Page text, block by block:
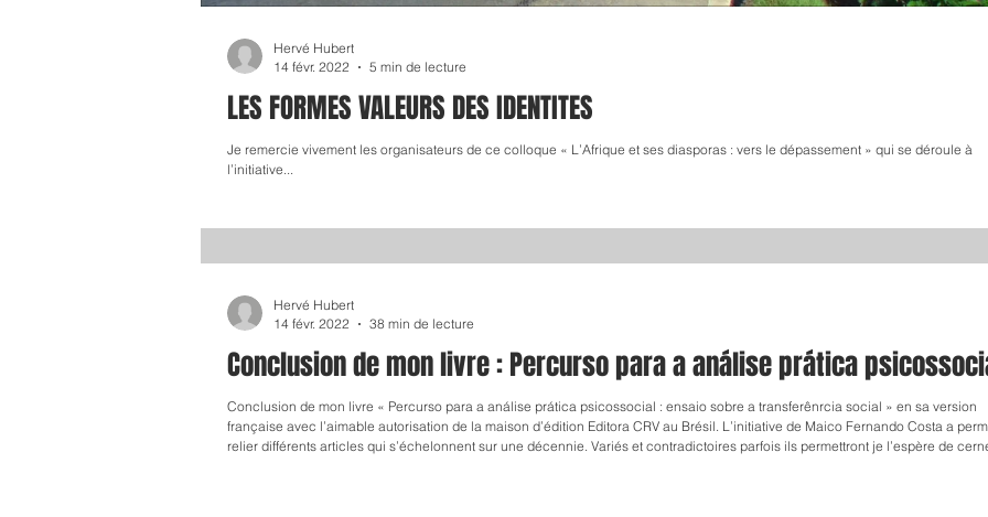
LES FORMES VALEURS DES IDENTITES
Je remercie vivement les organisateurs de ce colloque « L’Afrique et ses diasporas : vers le dépassement » qui se déroule à
l’initiative...
Hervé Hubert
14 févr. 2022
5 min de lecture
Conclusion de mon livre : Percurso para a análise prática
Conclusion de mon livre « Percurso para a análise prática psicossocial : ensaio sobre a transferênrcia social » en sa version
française avec l’aimable autorisation de la maison d’édition Editora CRV au Brésil. L’initiative de Maico Fernando Costa a
relier différents articles qui s’échelonnent sur une décennie. Variés et contradictoires parfois ils permettront je l’espère de cerner
Hervé Hubert
14 févr. 2022
38 min de lecture